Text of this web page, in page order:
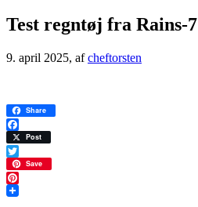
Test regntøj fra Rains-7
9. april 2025, afcheftorsten
Share
Facebook
Post
Twitter
Save
Pinterest